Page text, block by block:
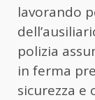
lavorando
polizia
in ferma
sicurezza